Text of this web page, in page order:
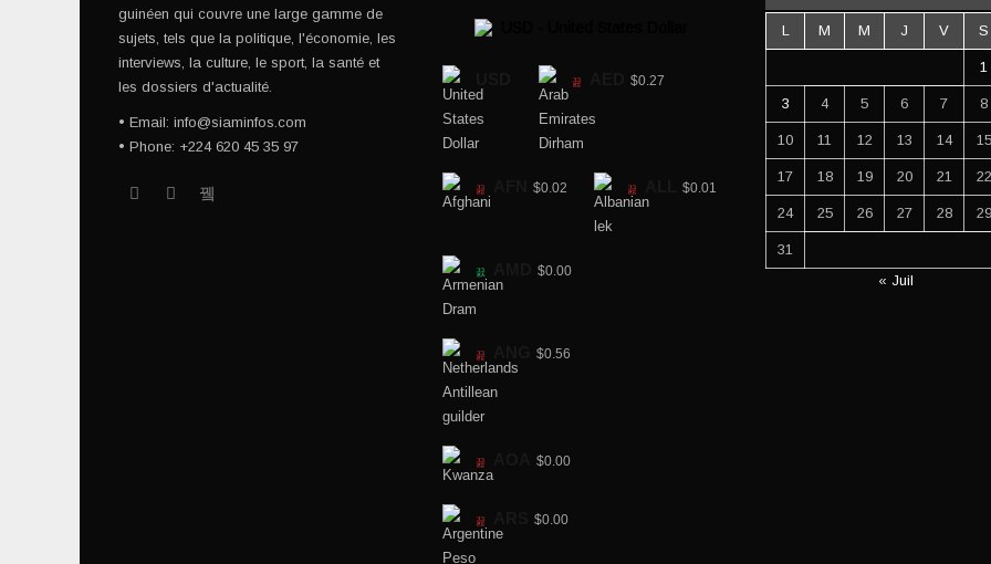
guinéen qui couvre une large gamme de
sujets, tels que la politique, l'économie, les
interviews, la culture, le sport, la santé et
les dossiers d'actualité.
• Email: info@siaminfos.com
• Phone: +224 620 45 35 97
$0.27
$0.02 $0.01
$0.00
$0.56
$0.00
$0.00
L M M J V S
1
3 4 5 6 7 8
10 11 12 13 14 15
17 18 19 20 21 22
24 25 26 27 28 29
31
« Juil